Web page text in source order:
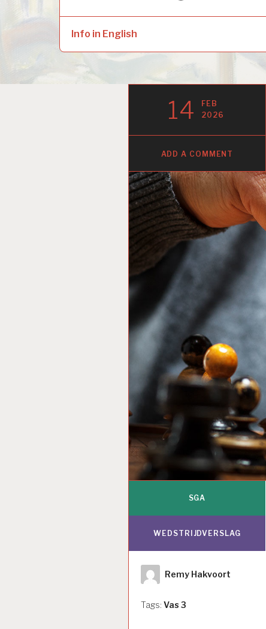
menu
Info in English
14
FEB
2026
ADD A COMMENT
SGA
WEDSTRIJDVERSLAG
Author
Remy Hakvoort
Tags: Vas 3